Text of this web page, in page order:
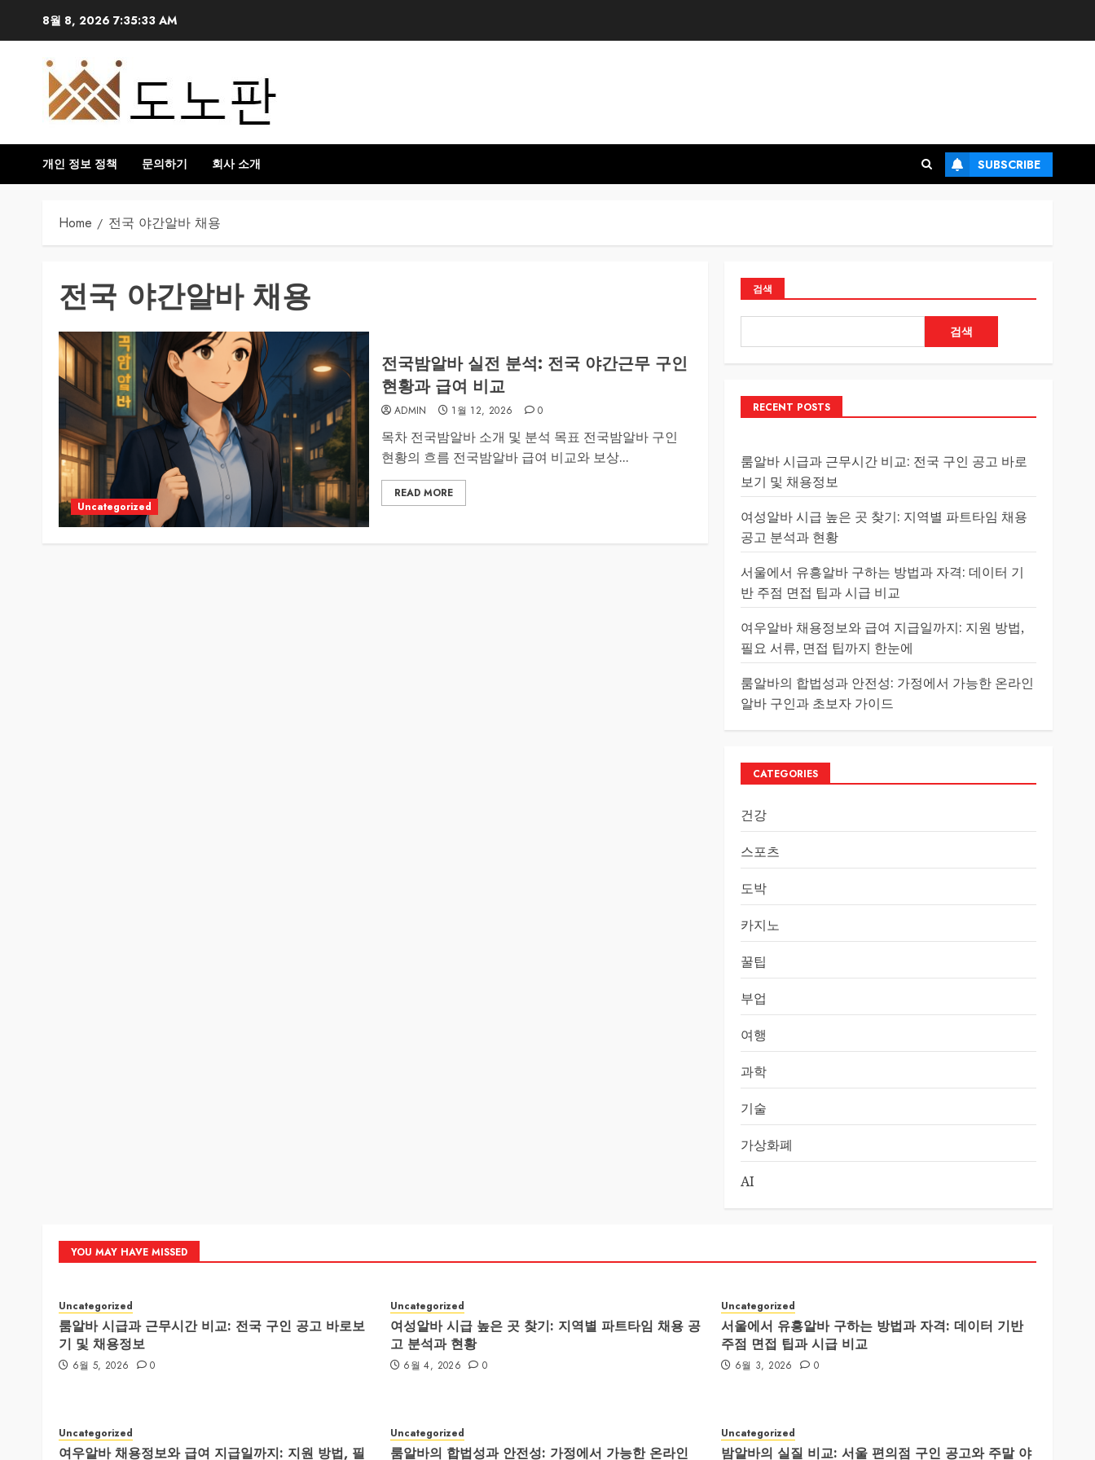
8월 8, 2026 7:35:33 AM
개인 정보 정책 문의하기 회사 소개 SUBSCRIBE
Home 전국 야간알바 채용
전국 야간알바 채용
Uncategorized
전국밤알바 실전 분석: 전국 야간근무 구인
현황과 급여 비교
ADMIN 1월 12, 2026 0
목차 전국밤알바 소개 및 분석 목표 전국밤알바 구인
현황의 흐름 전국밤알바 급여 비교와 보상...
READ MORE
검색
검색
RECENT POSTS
룸알바 시급과 근무시간 비교: 전국 구인 공고 바로
보기 및 채용정보
여성알바 시급 높은 곳 찾기: 지역별 파트타임 채용
공고 분석과 현황
서울에서 유흥알바 구하는 방법과 자격: 데이터 기
반 주점 면접 팁과 시급 비교
여우알바 채용정보와 급여 지급일까지: 지원 방법,
필요 서류, 면접 팁까지 한눈에
룸알바의 합법성과 안전성: 가정에서 가능한 온라인
알바 구인과 초보자 가이드
CATEGORIES
건강
스포츠
도박
카지노
꿀팁
부업
여행
과학
기술
가상화폐
AI
YOU MAY HAVE MISSED
Uncategorized
룸알바 시급과 근무시간 비교: 전국 구인 공고 바로보
기 및 채용정보
6월 5, 2026 0
Uncategorized
여성알바 시급 높은 곳 찾기: 지역별 파트타임 채용 공
고 분석과 현황
6월 4, 2026 0
Uncategorized
서울에서 유흥알바 구하는 방법과 자격: 데이터 기반
주점 면접 팁과 시급 비교
6월 3, 2026 0
Uncategorized
여우알바 채용정보와 급여 지급일까지: 지원 방법, 필
Uncategorized
룸알바의 합법성과 안전성: 가정에서 가능한 온라인
Uncategorized
밤알바의 실질 비교: 서울 편의점 구인 공고와 주말 야